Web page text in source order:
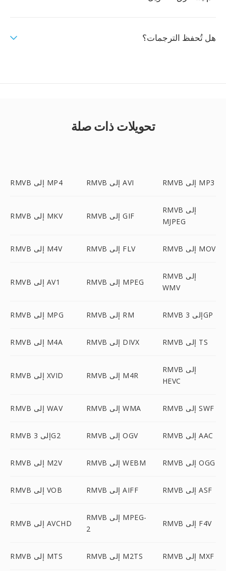
هل تُحفظ الترجمات؟
تحويلات ذات صلة
RMVB إلى MP4 RMVB إلى AVI RMVB إلى MP3
RMVB إلى MKV RMVB إلى GIF
RMVB إلى
MJPEG
RMVB إلى M4V RMVB إلى FLV RMVB إلى MOV
RMVB إلى AV1 RMVB إلى MPEG
RMVB إلى
WMV
RMVB إلى MPG RMVB إلى RM RMVB إلى 3GP
RMVB إلى M4A RMVB إلى DIVX RMVB إلى TS
RMVB إلى XVID RMVB إلى M4R
RMVB إلى
HEVC
RMVB إلى WAV RMVB إلى WMA RMVB إلى SWF
RMVB إلى 3G2 RMVB إلى OGV RMVB إلى AAC
RMVB إلى M2V RMVB إلى WEBM RMVB إلى OGG
RMVB إلى VOB RMVB إلى AIFF RMVB إلى ASF
RMVB إلى AVCHD
RMVB إلى MPEG-
2
RMVB إلى F4V
RMVB إلى MTS RMVB إلى M2TS RMVB إلى MXF